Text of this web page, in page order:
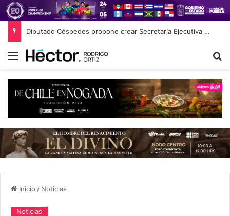
Diputado Céspedes propone crear Secretaría Ejecutiva del Sistema de Protección de Niñas, Niños y Adolescentes
Menú
Inicio / Noticias
Noticias